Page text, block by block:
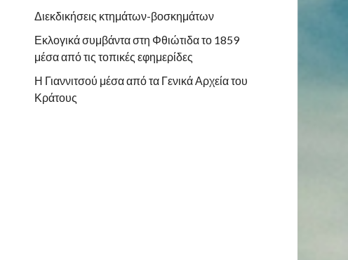
Διεκδικήσεις κτημάτων-βοσκημάτων
Εκλογικά συμβάντα στη Φθιώτιδα το 1859
μέσα από τις τοπικές εφημερίδες
Η Γιαννιτσού μέσα από τα Γενικά Αρχεία του
Κράτους